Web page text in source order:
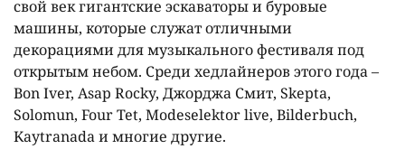
свой век гигантские эскаваторы и буровые
машины, которые служат отличными
декорациями для музыкального фестиваля под
открытым небом. Среди хедлайнеров этого года –
Bon Iver, Asap Rocky, Джорджа Смит, Skepta,
Solomun, Four Tet, Modeselektor live, Bilderbuch,
Kaytranada и многие другие.